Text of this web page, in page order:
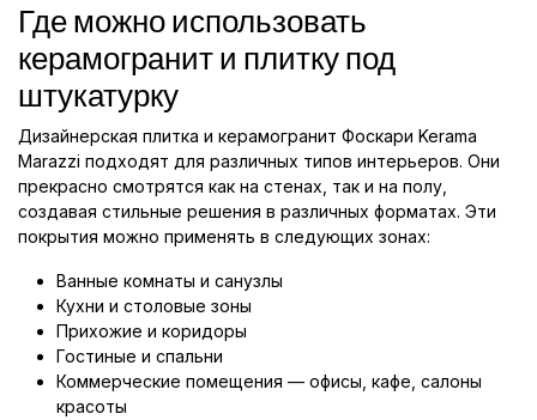
Где можно использовать
керамогранит и плитку под
штукатурку
Дизайнерская плитка и керамогранит Фоскари Kerama
Marazzi подходят для различных типов интерьеров. Они
прекрасно смотрятся как на стенах, так и на полу,
создавая стильные решения в различных форматах. Эти
покрытия можно применять в следующих зонах:
Ванные комнаты и санузлы
Кухни и столовые зоны
Прихожие и коридоры
Гостиные и спальни
Коммерческие помещения — офисы, кафе, салоны
красоты